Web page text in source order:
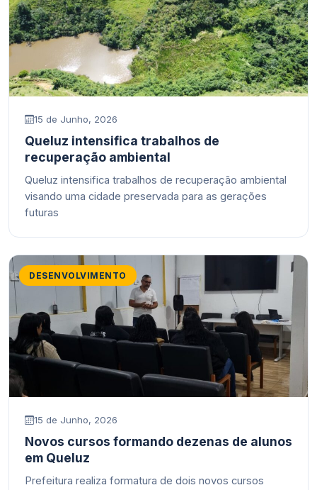
15 de Junho, 2026
Queluz intensifica trabalhos de
recuperação ambiental
Queluz intensifica trabalhos de recuperação ambiental
visando uma cidade preservada para as gerações
futuras
DESENVOLVIMENTO
15 de Junho, 2026
Novos cursos formando dezenas de alunos
em Queluz
Prefeitura realiza formatura de dois novos cursos